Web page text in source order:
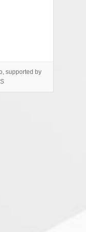
supported by